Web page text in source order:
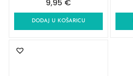
9,95 €
DODAJ U KOŠARICU